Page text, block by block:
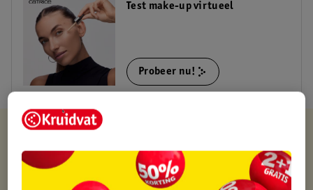
Test make-up virtueel
Probeer nu!
Gratis ophalen in de winkel
Op werkdagen voor 22:00 uur besteld, volgende dag in huis